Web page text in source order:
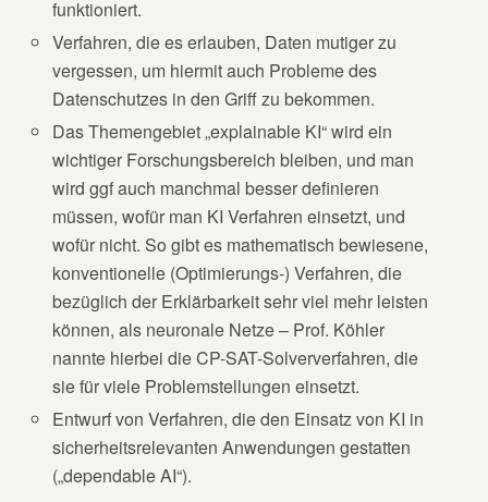
funktioniert.
Verfahren, die es erlauben, Daten mutiger zu
vergessen, um hiermit auch Probleme des
Datenschutzes in den Griff zu bekommen.
Das Themengebiet „explainable KI“ wird ein
wichtiger Forschungsbereich bleiben, und man
wird ggf auch manchmal besser definieren
müssen, wofür man KI Verfahren einsetzt, und
wofür nicht. So gibt es mathematisch bewiesene,
konventionelle (Optimierungs-) Verfahren, die
bezüglich der Erklärbarkeit sehr viel mehr leisten
können, als neuronale Netze – Prof. Köhler
nannte hierbei die CP-SAT-Solververfahren, die
sie für viele Problemstellungen einsetzt.
Entwurf von Verfahren, die den Einsatz von KI in
sicherheitsrelevanten Anwendungen gestatten
(„dependable AI“).